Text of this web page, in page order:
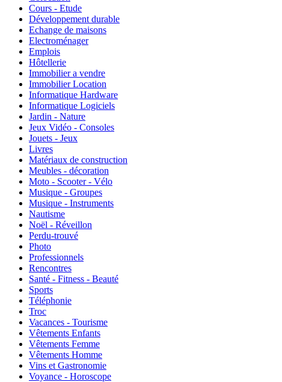
Cours - Etude
Développement durable
Echange de maisons
Electroménager
Emplois
Hôtellerie
Immobilier a vendre
Immobilier Location
Informatique Hardware
Informatique Logiciels
Jardin - Nature
Jeux Vidéo - Consoles
Jouets - Jeux
Livres
Matériaux de construction
Meubles - décoration
Moto - Scooter - Vélo
Musique - Groupes
Musique - Instruments
Nautisme
Noël - Réveillon
Perdu-trouvé
Photo
Professionnels
Rencontres
Santé - Fitness - Beauté
Sports
Téléphonie
Troc
Vacances - Tourisme
Vêtements Enfants
Vêtements Femme
Vêtements Homme
Vins et Gastronomie
Voyance - Horoscope